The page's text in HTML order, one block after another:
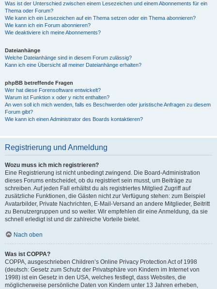
Was ist der Unterschied zwischen einem Lesezeichen und einem Abonnements für ein
Thema oder Forum?
Wie kann ich ein Lesezeichen auf ein Thema setzen oder ein Thema abonnieren?
Wie kann ich ein Forum abonnieren?
Wie deaktiviere ich meine Abonnements?
Dateianhänge
Welche Dateianhänge sind in diesem Forum zulässig?
Kann ich eine Übersicht all meiner Dateianhänge erhalten?
phpBB betreffende Fragen
Wer hat diese Forensoftware entwickelt?
Warum ist Funktion x oder y nicht enthalten?
An wen soll ich mich wenden, falls es Beschwerden oder juristische Anfragen zu diesem
Forum gibt?
Wie kann ich einen Administrator des Boards kontaktieren?
Registrierung und Anmeldung
Wozu muss ich mich registrieren?
Eine Registrierung ist nicht unbedingt zwingend. Die Board-Administration
dieses Forums entscheidet, ob du registriert sein musst, um Beiträge zu
schreiben. Auf jeden Fall erhältst du als registriertes Mitglied Zugriff auf
zusätzliche Funktionen, die Gästen nicht zur Verfügung stehen: zum Beispiel
Avatarbilder, Private Nachrichten, E-Mail-Versand an andere Mitglieder, Beitritt
zu Benutzergruppen und so weiter. Wir empfehlen dir eine Anmeldung, da sie
schnell erledigt ist und dir zahlreiche Vorteile bietet.
Nach oben
Was ist COPPA?
COPPA, ausgeschrieben Children’s Online Privacy Protection Act of 1998
(deutsch: Gesetz zum Schutz der Privatsphäre von Kindern im Internet von
1998) ist ein Gesetz in den USA, welches festlegt, dass Websites, die
möglicherweise persönliche Daten von Kindern unter 13 Jahren erheben,